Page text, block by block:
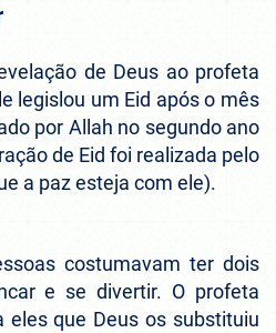
de Deus ao profeta
por Allah no segundo ano
de Eid foi realizada pelo
a paz esteja com ele).
costumavam ter dois
e se divertir. O profeta